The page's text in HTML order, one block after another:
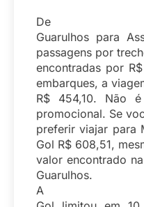
De
Guarulhos para
passagens por
encontradas por
embarques, a
R$ 454,10. Não
promocional. Se
preferir viajar para
Gol R$ 608,51,
valor encontrado
Guarulhos.
A